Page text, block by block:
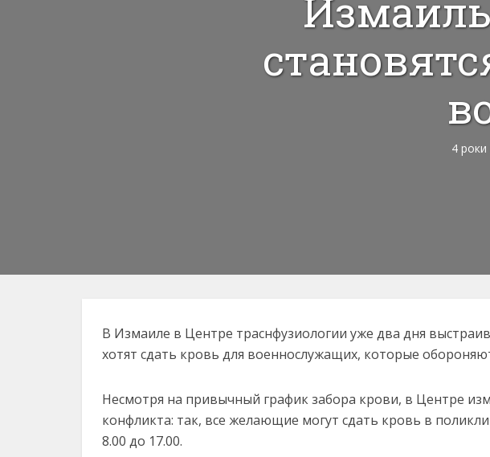
4 роки
В Измаиле в Центре траснфузиологии уже два дня
хотят сдать кровь для военнослужащих, которые
Несмотря на привычный график забора крови, в Центре
конфликта: так, все желающие могут сдать кровь в
8.00 до 17.00.